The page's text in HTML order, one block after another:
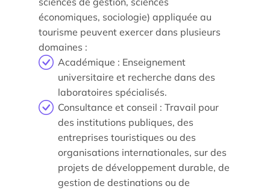
économiques, sociologie) appliquée au
tourisme peuvent exercer dans plusieurs
domaines :
Académique : Enseignement
universitaire et recherche dans des
laboratoires spécialisés.
Consultance et conseil : Travail pour
des institutions publiques, des
entreprises touristiques ou des
organisations internationales, sur des
projets de développement durable, de
gestion de destinations ou de